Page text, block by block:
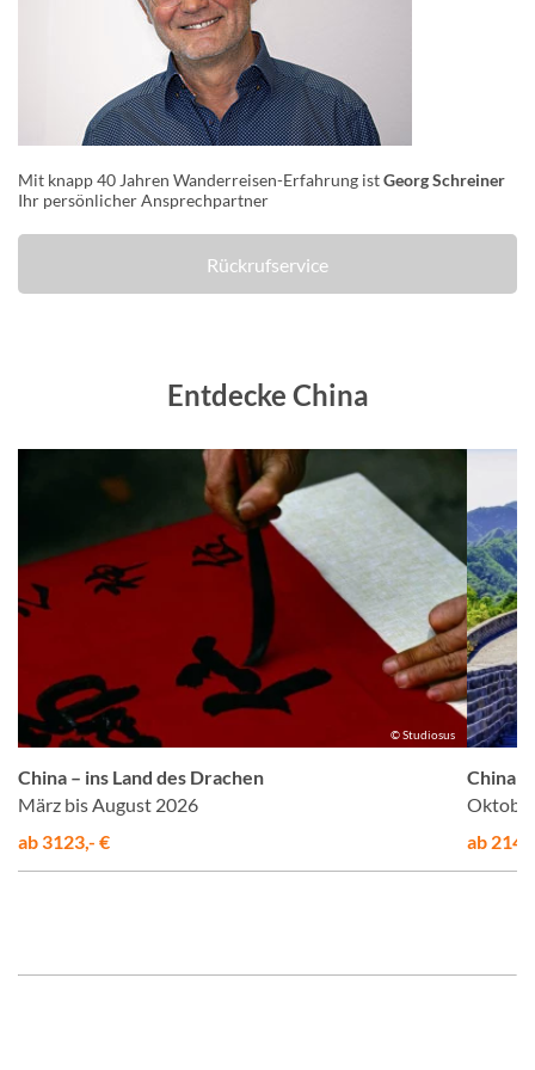
Mit knapp 40 Jahren Wanderreisen-Erfahrung istGeorg Schreiner
Ihr persönlicher Ansprechpartner
Rückrufservice
Entdecke China
© Studiosus
China – ins Land des Drachen
März bis August 2026
ab 3123,- €
China –
ab